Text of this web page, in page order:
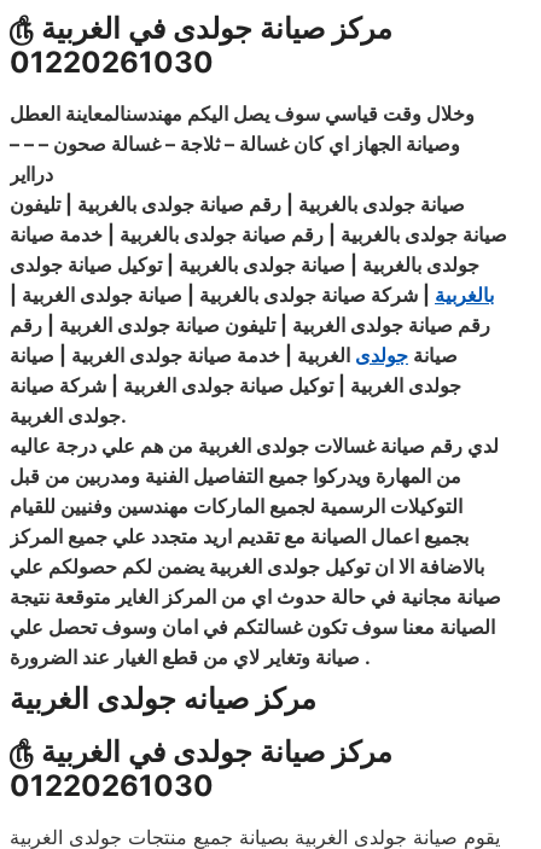
مركز صيانة جولدى في الغربية ௹
01220261030
وخلال وقت قياسي سوف يصل اليكم مهندسنالمعاينة العطل
وصيانة الجهاز اي كان غسالة – ثلاجة – غسالة صحون – – –
درااير
صيانة جولدى بالغربية | رقم صيانة جولدى بالغربية | تليفون
صيانة جولدى بالغربية | رقم صيانة جولدى بالغربية | خدمة صيانة
جولدى بالغربية | صيانة جولدى بالغربية | توكيل صيانة جولدى
بالغربية | شركة صيانة جولدى بالغربية | صيانة جولدى الغربية |
رقم صيانة جولدى الغربية | تليفون صيانة جولدى الغربية | رقم
صيانة جولدى الغربية | خدمة صيانة جولدى الغربية | صيانة
جولدى الغربية | توكيل صيانة جولدى الغربية | شركة صيانة
جولدى الغربية.
لدي رقم صيانة غسالات جولدى الغربية من هم علي درجة عاليه
من المهارة ويدركوا جميع التفاصيل الفنية ومدربين من قبل
التوكيلات الرسمية لجميع الماركات مهندسين وفنيين للقيام
بجميع اعمال الصيانة مع تقديم اريد متجدد علي جميع المركز
بالاضافة الا ان توكيل جولدى الغربية يضمن لكم حصولكم علي
صيانة مجانية في حالة حدوث اي من المركز الغاير متوقعة نتيجة
الصيانة معنا سوف تكون غسالتكم في امان وسوف تحصل علي
صيانة وتغاير لاي من قطع الغيار عند الضرورة .
مركز صيانه جولدى الغربية
مركز صيانة جولدى في الغربية ௹
01220261030
يقوم صيانة جولدى الغربية بصيانة جميع منتجات جولدى الغربية